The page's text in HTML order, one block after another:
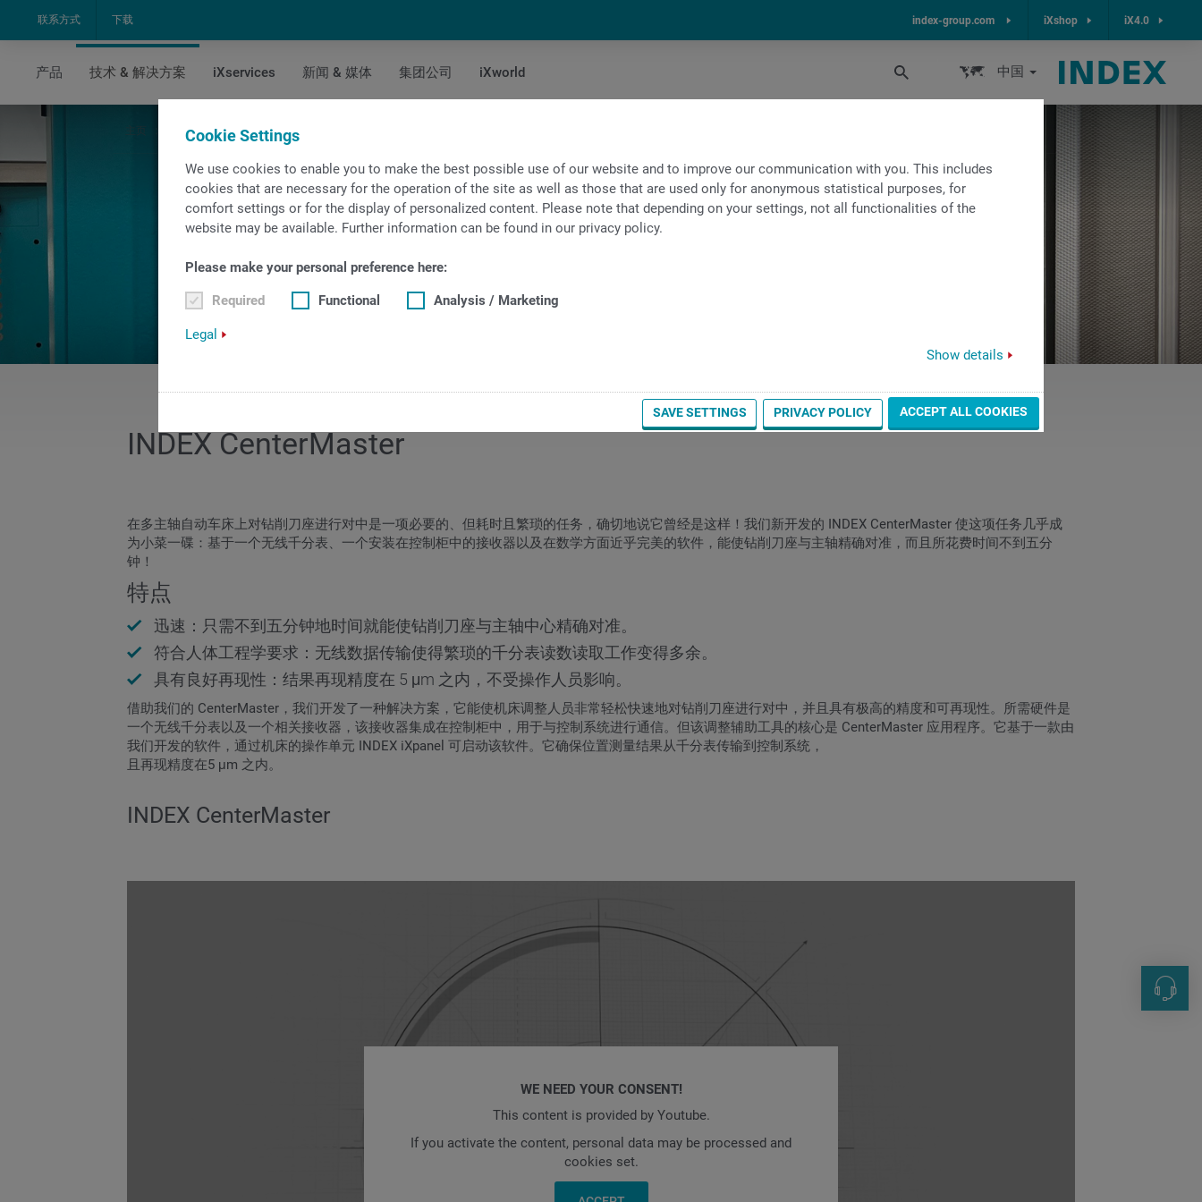
Cookie Settings
We use cookies to enable you to make the best possible use of our website and to improve our communication with you. This includes
cookies that are necessary for the operation of the site as well as those that are used only for anonymous statistical purposes, for
comfort settings or for the display of personalized content. Please note that depending on your settings, not all functionalities of the
website may be available. Further information can be found in our privacy policy.
Please make your personal preference here:
Required Functional Analysis / Marketing
Legal
Show details
SAVE SETTINGS PRIVACY POLICY ACCEPT ALL COOKIES
联系方式 下载 index-group.com iXshop iX4.0
产品 技术 & 解决方案 iXservices 新闻 & 媒体 集团公司 iXworld 中国
联系方
技术 & 解决方案 技术
INDEX CenterMaster
在多主轴自动车床上对钻削刀座进行对中是一项必要的、但耗时且繁琐的任务，确切地说它曾经是这样！我们新开发的 INDEX CenterMaster 使这项任务几乎成
为小菜一碟：基于一个无线千分表、一个安装在控制柜中的接收器以及在数学方面近乎完美的软件，能使钻削刀座与主轴精确对准，而且所花费时间不到五分
钟！
特点
迅速：只需不到五分钟地时间就能使钻削刀座与主轴中心精确对准。
符合人体工程学要求：无线数据传输使得繁琐的千分表读数读取工作变得多余。
具有良好再现性：结果再现精度在 5 μm 之内，不受操作人员影响。
借助我们的 CenterMaster，我们开发了一种解决方案，它能使机床调整人员非常轻松快速地对钻削刀座进行对中，并且具有极高的精度和可再现性。所需硬件是
一个无线千分表以及一个相关接收器，该接收器集成在控制柜中，用于与控制系统进行通信。但该调整辅助工具的核心是 CenterMaster 应用程序。它基于一款由
我们开发的软件，通过机床的操作单元 INDEX iXpanel 可启动该软件。它确保位置测量结果从千分表传输到控制系统，
且再现精度在5 μm 之内。
INDEX CenterMaster
WE NEED YOUR CONSENT!
This content is provided by Youtube.
If you activate the content, personal data may be processed and
cookies set.